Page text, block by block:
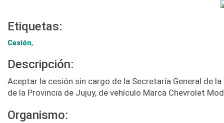
Etiquetas:
Cesión,
Descripción:
Aceptar la cesión sin cargo de la Secretaría General de
de la Provincia de Jujuy, de vehículo Marca Chevrolet
Organismo: